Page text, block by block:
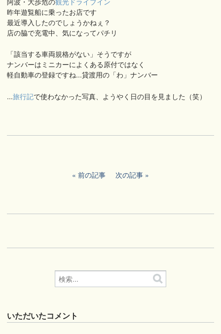
昨年遊覧船に乗ったお店です
最近導入したのでしょうかねぇ？
店の脇で充電中、気になってパチリ
「該当する車両規格がない」そうですが
ナンバーはミニカーによくある原付ではなく
軽自動車の登録ですね...貸渡用の「わ」ナンバー
...旅行記で使わなかった写真、ようやく日の目を見ました（笑）
前の記事 次の記事
いただいたコメント